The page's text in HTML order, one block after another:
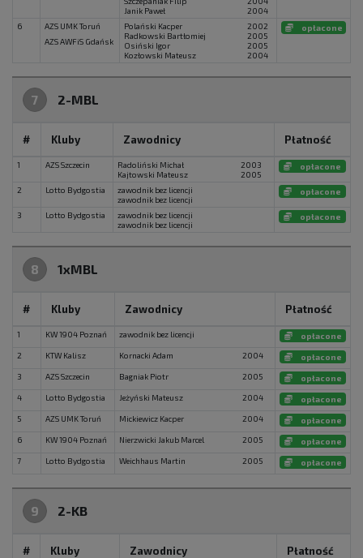
Janik Paweł
2004
6
AZS UMK Toruń
AZS AWFiS Gdańsk
Polański Kacper
2002
Radkowski Bartłomiej
2005
Osiński Igor
2005
Kozłowski Mateusz
2004
opłacone
7 2-MBL
# Kluby Zawodnicy Płatność
1 AZS Szczecin Radoliński Michał
2003
Kajtowski Mateusz
2005
opłacone
2 Lotto Bydgostia
zawodnik bez licencji
zawodnik bez licencji
opłacone
3 Lotto Bydgostia
zawodnik bez licencji
zawodnik bez licencji
opłacone
8 1xMBL
# Kluby Zawodnicy Płatność
1 KW 1904 Poznań zawodnik bez licencji
opłacone
2
KTW Kalisz Kornacki Adam 2004
opłacone
3
AZS Szczecin Bagniak Piotr 2005
opłacone
4
Lotto Bydgostia Jeżyński Mateusz 2004
opłacone
5
AZS UMK Toruń Mickiewicz Kacper 2004
opłacone
6
KW 1904 Poznań Nierzwicki Jakub Marcel 2005
opłacone
7
Lotto Bydgostia Weichhaus Martin 2005 opłacone
9 2-KB
# Kluby Zawodnicy Płatność